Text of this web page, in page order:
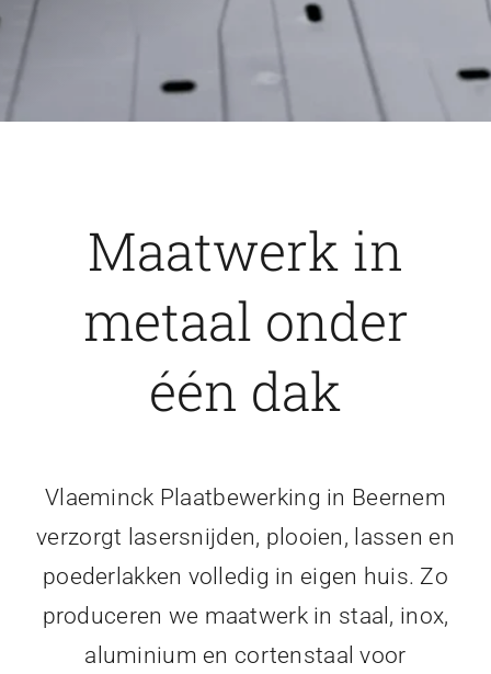
Maatwerk in
metaal onder
één dak
Vlaeminck Plaatbewerking in Beernem
verzorgt lasersnijden, plooien, lassen en
poederlakken volledig in eigen huis. Zo
produceren we maatwerk in staal, inox,
aluminium en cortenstaal voor